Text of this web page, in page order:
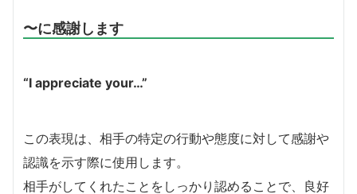
〜に感謝します
“I appreciate your…”
この表現は、相手の特定の行動や態度に対して感謝や
認識を示す際に使用します。
相手がしてくれたことをしっかり認めることで、良好